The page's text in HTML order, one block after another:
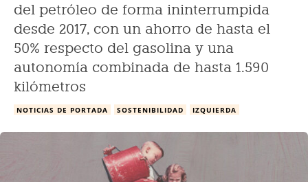
del petróleo de forma ininterrumpida
desde 2017, con un ahorro de hasta el
50% respecto del gasolina y una
autonomía combinada de hasta 1.590
kilómetros
NOTICIAS DE PORTADA SOSTENIBILIDAD IZQUIERDA